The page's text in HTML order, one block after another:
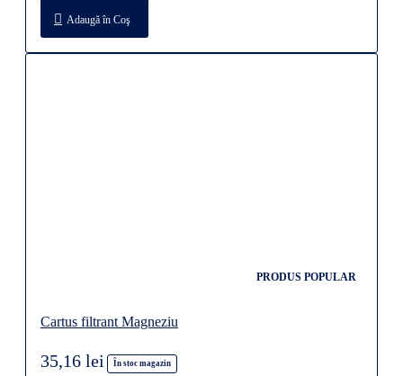
Adaugă în Coş
PRODUS POPULAR
Cartus filtrant Magneziu
În stoc magazin
35,16 lei